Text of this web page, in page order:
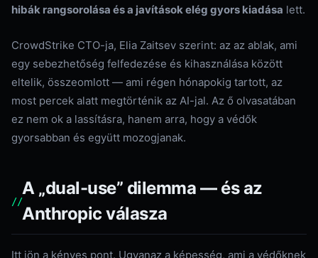
hibák rangsorolása és a javítások elég gyors kiadása lett.
CrowdStrike CTO-ja, Elia Zaitsev szerint: az az ablak, ami
egy sebezhetőség felfedezése és kihasználása között
eltelik, összeomlott — ami régen hónapokig tartott, az
most percek alatt megtörténik az AI-jal. Az ő olvasatában
ez nem ok a lassításra, hanem arra, hogy a védők
gyorsabban és együtt mozogjanak.
A „dual-use” dilemma — és az
Anthropic válasza
Itt jön a kényes pont. Ugyanaz a képesség, ami a védőknek